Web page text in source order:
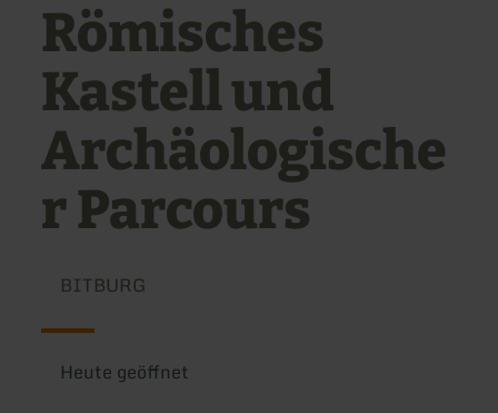
Römisches
Kastell und
Archäologische
r Parcours
BITBURG
Heute geöffnet